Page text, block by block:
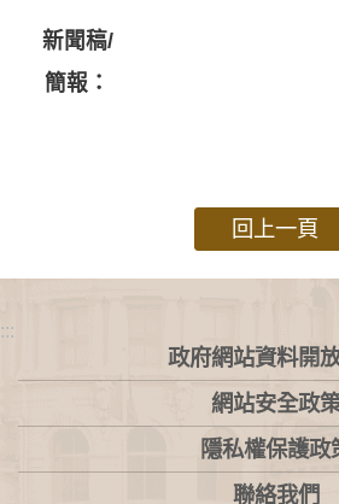
新聞稿/
簡報：
回上一頁
:::
政府網站資料開
網站安全政
隱私權保護政
聯絡我們